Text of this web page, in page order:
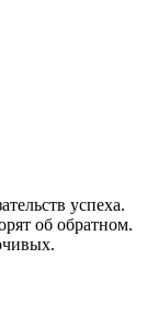
успеха.
об обратном.